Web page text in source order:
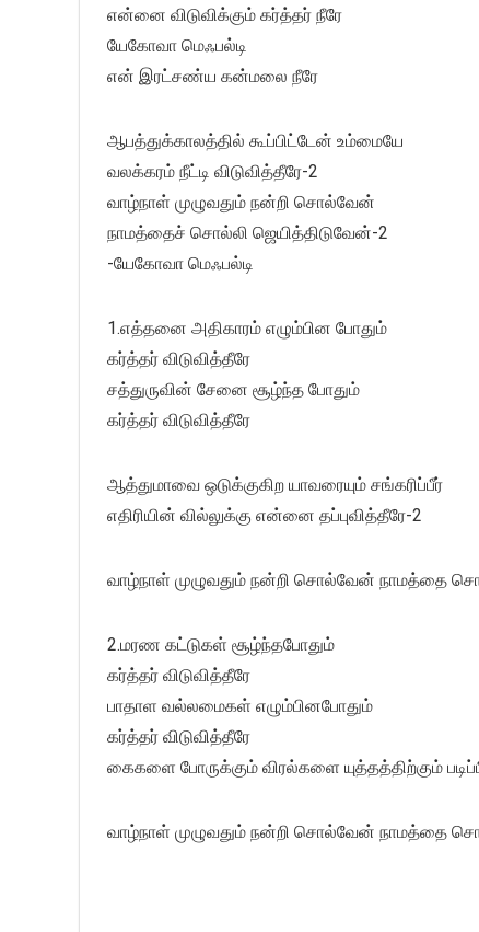
என்னை விடுவிக்கும் கர்த்தர் நீரே
யேகோவா மெஃபல்டி
என் இரட்சண்ய கன்மலை நீரே
ஆபத்துக்காலத்தில் கூப்பிட்டேன் உம்மையே
வலக்கரம் நீட்டி விடுவித்தீரே-2
வாழ்நாள் முழுவதும் நன்றி சொல்வேன்
நாமத்தைச் சொல்லி ஜெயித்திடுவேன்-2
-யேகோவா மெஃபல்டி
1.எத்தனை அதிகாரம் எழும்பின போதும்
கர்த்தர் விடுவித்தீரே
சத்துருவின் சேனை சூழ்ந்த போதும்
கர்த்தர் விடுவித்தீரே
ஆத்துமாவை ஒடுக்குகிற யாவரையும் சங்கரிப்பீர்
எதிரியின் வில்லுக்கு என்னை தப்புவித்தீரே-2
வாழ்நாள் முழுவதும் நன்றி சொல்வேன் நாமத்தை
2.மரண கட்டுகள் சூழ்ந்தபோதும்
கர்த்தர் விடுவித்தீரே
பாதாள வல்லமைகள் எழும்பினபோதும்
கர்த்தர் விடுவித்தீரே
கைகளை போருக்கும் விரல்களை யுத்தத்திற்கும்
வாழ்நாள் முழுவதும் நன்றி சொல்வேன் நாமத்தை